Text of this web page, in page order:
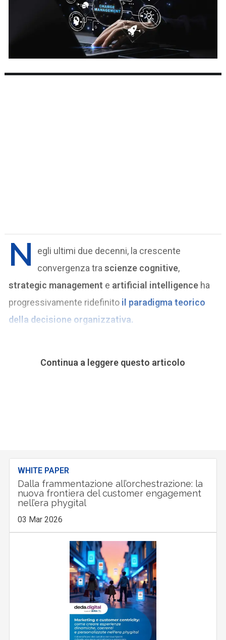
N
egli ultimi due decenni, la crescente
convergenza trascienze cognitive,
strategic management e artificial intelligence ha
progressivamente ridefinito il paradigma teorico
della decisione organizzativa.
Continua a leggere questo articolo
WHITE PAPER
Dalla frammentazione all’orchestrazione: la
nuova frontiera del customer engagement
nell’era phygital
03 Mar 2026